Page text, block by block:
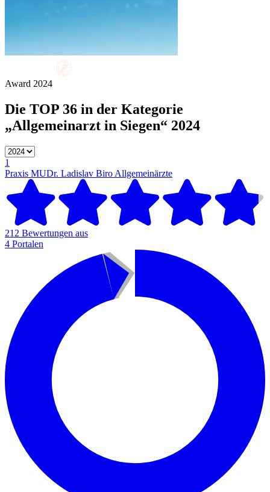
Award 2024
Die TOP 36 in der Kategorie
„Allgemeinarzt in Siegen“ 2024
1
Praxis MUDr. Ladislav Biro Allgemeinärzte
212 Bewertungen aus
4 Portalen